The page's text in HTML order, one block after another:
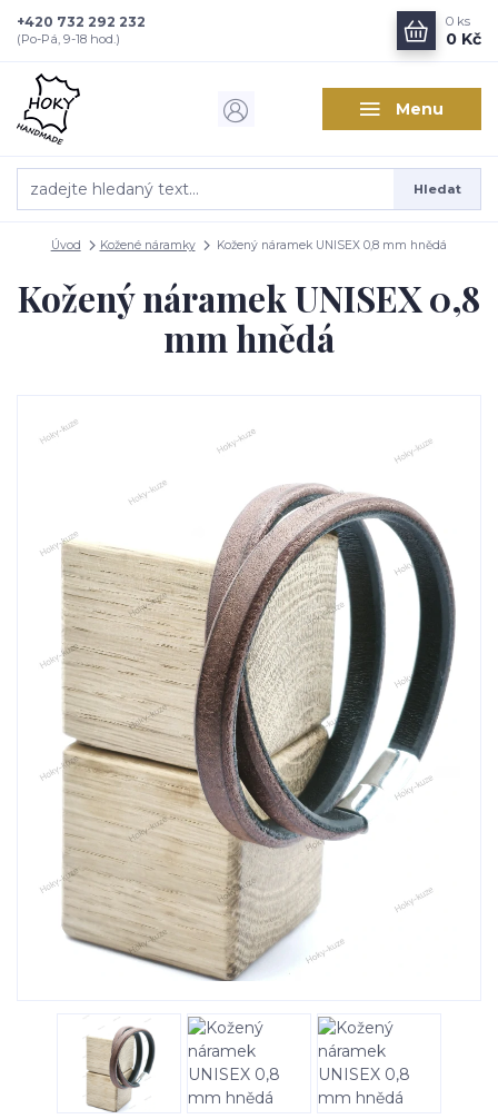
Menu
Hledat
+420 732 292 232
(Po-Pá, 9-18 hod.)
0 ks
0 Kč
Úvod Kožené náramky Kožený náramek UNISEX 0,8 mm hnědá
Kožený náramek UNISEX 0,8
mm hnědá